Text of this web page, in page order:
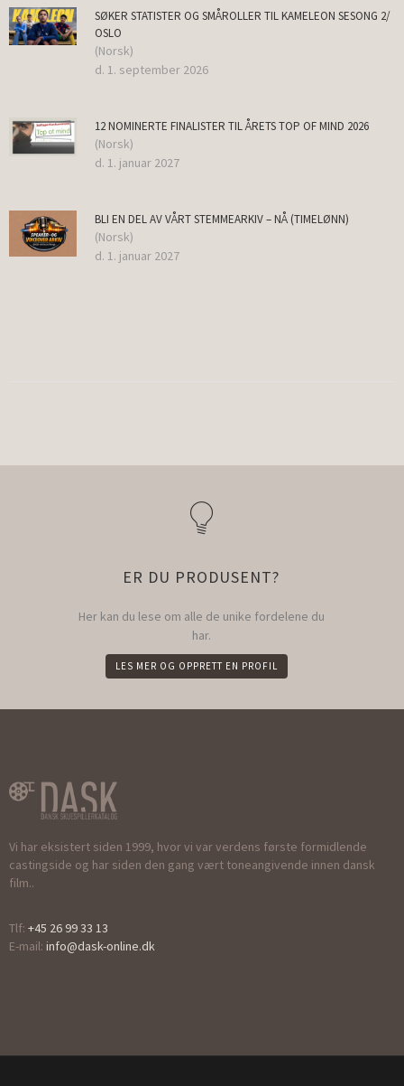
SØKER STATISTER OG SMÅROLLER TIL KAMELEON SESONG 2/
OSLO
(Norsk)
d. 1. september 2026
12 NOMINERTE FINALISTER TIL ÅRETS TOP OF MIND 2026
(Norsk)
d. 1. januar 2027
BLI EN DEL AV VÅRT STEMMEARKIV – NÅ (TIMELØNN)
(Norsk)
d. 1. januar 2027
ER DU PRODUSENT?
Her kan du lese om alle de unike fordelene du
har.
LES MER OG OPPRETT EN PROFIL
Vi har eksistert siden 1999, hvor vi var verdens første formidlende
castingside og har siden den gang vært toneangivende innen dansk
film..
Tlf: +45 26 99 33 13
E-mail: info@dask-online.dk